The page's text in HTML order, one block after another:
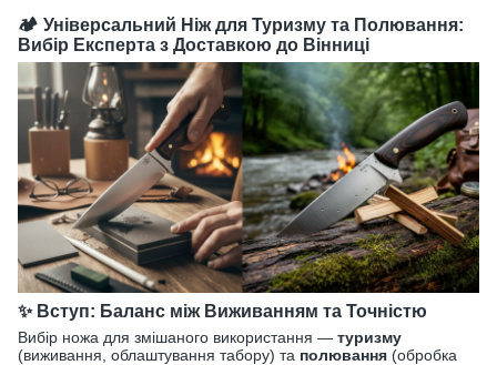
🏕️ Універсальний Ніж для Туризму та Полювання:
Вибір Експерта з Доставкою до Вінниці
✨ Вступ: Баланс між Виживанням та Точністю
Вибір ножа для змішаного використання — туризму
(виживання, облаштування табору) та полювання (обробка